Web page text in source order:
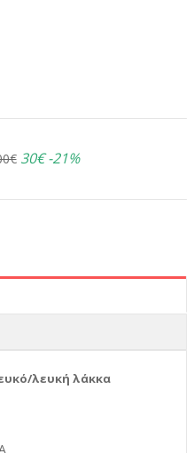
30€ -21%
λευκή λάκκα